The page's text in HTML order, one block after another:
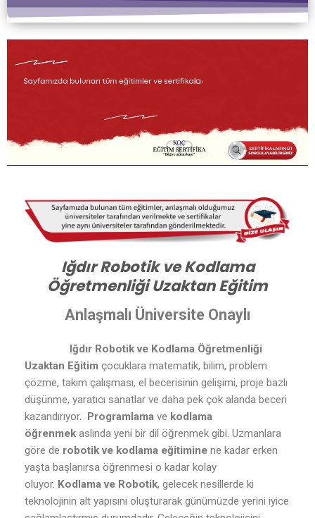
Iğdır Robotik ve Kodlama
Öğretmenliği Uzaktan Eğitim
Anlaşmalı Üniversite Onaylı
Iğdır Robotik ve Kodlama Öğretmenliği
Uzaktan Eğitim çocuklara matematik, bilim, problem
çözme, takım çalışması, el becerisinin gelişimi, proje bazlı
düşünme, yaratıcı sanatlar ve daha pek çok alanda beceri
kazandırıyor.
Programlama ve kodlama
öğrenmek aslında yeni bir dil öğrenmek gibi. Uzmanlara
göre de robotik ve kodlama eğitimine ne kadar erken
yaşta başlanırsa öğrenmesi o kadar kolay
oluyor. Kodlama ve Robotik, gelecek nesillerde ki
teknolojinin alt yapısını oluşturarak günümüzde yerini iyice